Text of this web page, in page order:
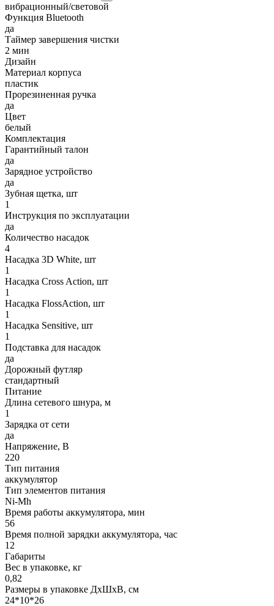
вибрационный/световой
Функция Bluetooth
да
Таймер завершения чистки
2 мин
Дизайн
Материал корпуса
пластик
Прорезиненная ручка
да
Цвет
белый
Комплектация
Гарантийный талон
да
Зарядное устройство
да
Зубная щетка, шт
1
Инструкция по эксплуатации
да
Количество насадок
4
Насадка 3D White, шт
1
Насадка Cross Action, шт
1
Насадка FlossAction, шт
1
Насадка Sensitive, шт
1
Подставка для насадок
да
Дорожный футляр
стандартный
Питание
Длина сетевого шнура, м
1
Зарядка от сети
да
Напряжение, В
220
Тип питания
аккумулятор
Тип элементов питания
Ni-Mh
Время работы аккумулятора, мин
56
Время полной зарядки аккумулятора, час
12
Габариты
Вес в упаковке, кг
0,82
Размеры в упаковке ДxШxВ, см
24*10*26